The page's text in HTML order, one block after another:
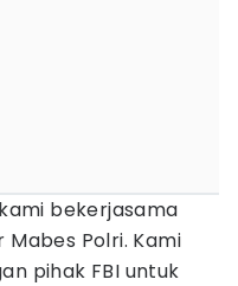
bekerjasama
Polri. Kami
pihak FBI untuk